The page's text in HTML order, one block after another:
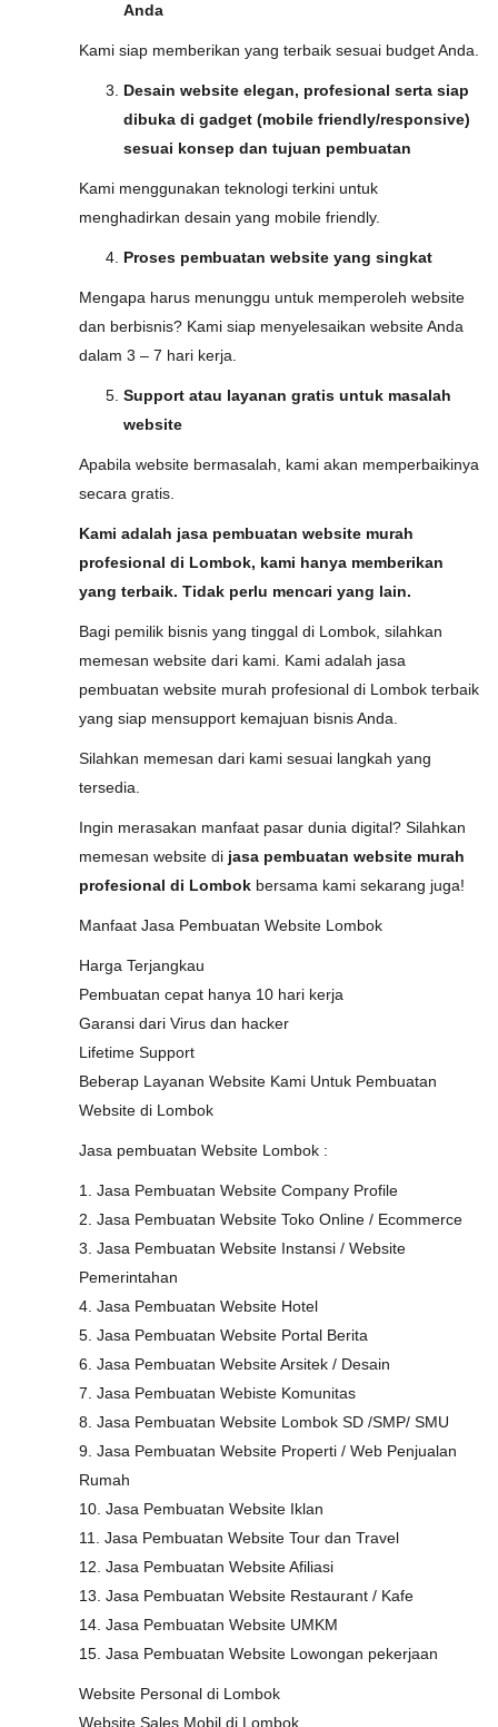
Anda
Kami siap memberikan yang terbaik sesuai budget Anda.
Desain website elegan, profesional serta siap
dibuka di gadget (mobile friendly/responsive)
sesuai konsep dan tujuan pembuatan
Kami menggunakan teknologi terkini untuk
menghadirkan desain yang mobile friendly.
Proses pembuatan website yang singkat
Mengapa harus menunggu untuk memperoleh website
dan berbisnis? Kami siap menyelesaikan website Anda
dalam 3 – 7 hari kerja.
Support atau layanan gratis untuk masalah
website
Apabila website bermasalah, kami akan memperbaikinya
secara gratis.
Kami adalah jasa pembuatan website murah
profesional di Lombok, kami hanya memberikan
yang terbaik. Tidak perlu mencari yang lain.
Bagi pemilik bisnis yang tinggal di Lombok, silahkan
memesan website dari kami. Kami adalah jasa
pembuatan website murah profesional di Lombok terbaik
yang siap mensupport kemajuan bisnis Anda.
Silahkan memesan dari kami sesuai langkah yang
tersedia.
Ingin merasakan manfaat pasar dunia digital? Silahkan
memesan website di jasa pembuatan website murah
profesional di Lombok bersama kami sekarang juga!
Manfaat Jasa Pembuatan Website Lombok
Harga Terjangkau
Pembuatan cepat hanya 10 hari kerja
Garansi dari Virus dan hacker
Lifetime Support
Beberap Layanan Website Kami Untuk Pembuatan
Website di Lombok
Jasa pembuatan Website Lombok :
1. Jasa Pembuatan Website Company Profile
2. Jasa Pembuatan Website Toko Online / Ecommerce
3. Jasa Pembuatan Website Instansi / Website
Pemerintahan
4. Jasa Pembuatan Website Hotel
5. Jasa Pembuatan Website Portal Berita
6. Jasa Pembuatan Website Arsitek / Desain
7. Jasa Pembuatan Webiste Komunitas
8. Jasa Pembuatan Website Lombok SD /SMP/ SMU
9. Jasa Pembuatan Website Properti / Web Penjualan
Rumah
10. Jasa Pembuatan Website Iklan
11. Jasa Pembuatan Website Tour dan Travel
12. Jasa Pembuatan Website Afiliasi
13. Jasa Pembuatan Website Restaurant / Kafe
14. Jasa Pembuatan Website UMKM
15. Jasa Pembuatan Website Lowongan pekerjaan
Website Personal di Lombok
Website Sales Mobil di Lombok